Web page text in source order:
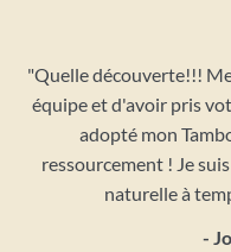
"Quelle découverte!!!
équipe et d'avoir pris
adopté mon
ressourcement ! Je
naturelle à
-